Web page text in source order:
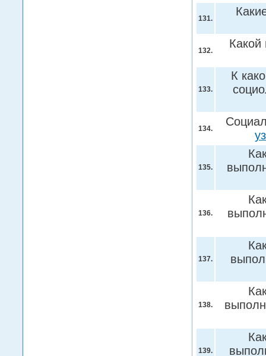
131.
132.
Какой
133.
К
134.
135.
136.
137.
138.
139.